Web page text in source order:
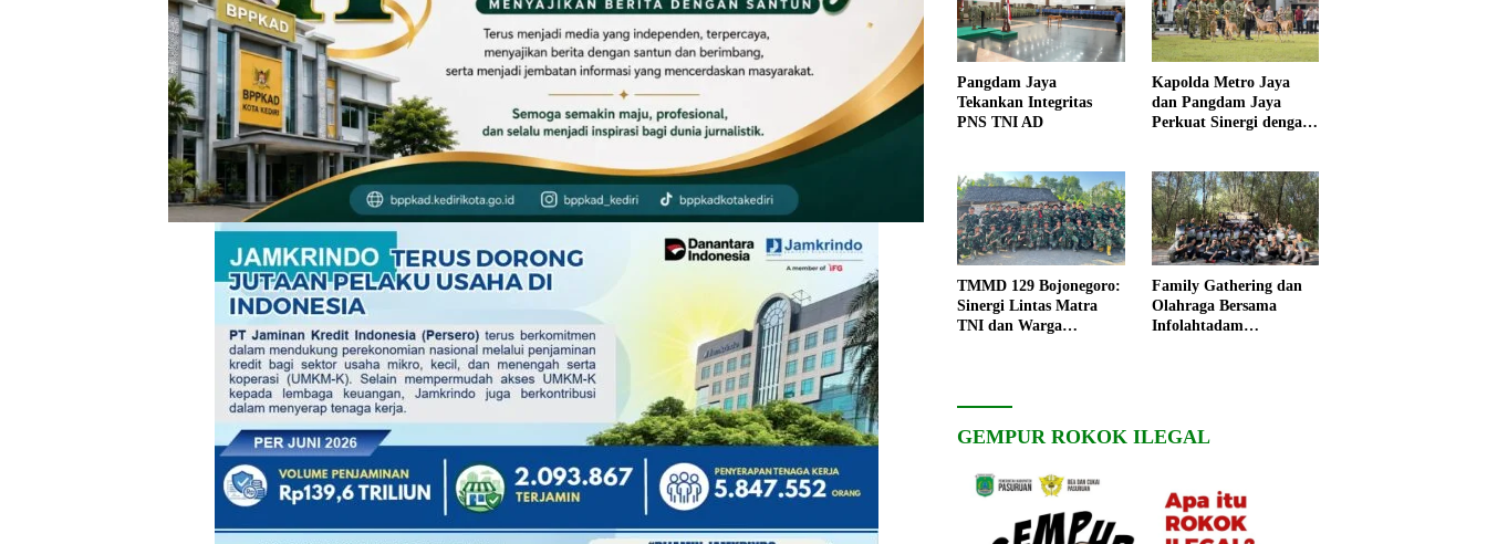
Pangdam Jaya
Tekankan Integritas
PNS TNI AD
Kapolda Metro Jaya
dan Pangdam Jaya
Perkuat Sinergi dengan
TMMD 129 Bojonegoro:
Sinergi Lintas Matra
TNI dan Warga
Family Gathering dan
Olahraga Bersama
Infolahtadam
GEMPUR ROKOK ILEGAL